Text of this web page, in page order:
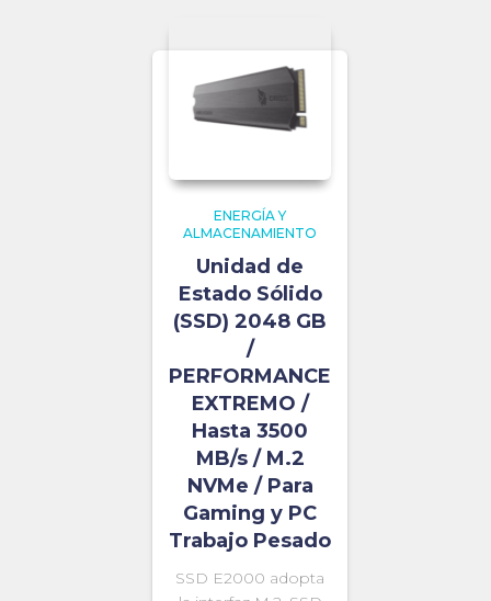
ENERGÍA Y
ALMACENAMIENTO
Unidad de
Estado Sólido
(SSD) 2048 GB
/
PERFORMANCE
EXTREMO /
Hasta 3500
MB/s / M.2
NVMe / Para
Gaming y PC
Trabajo Pesado
SSD E2000 adopta